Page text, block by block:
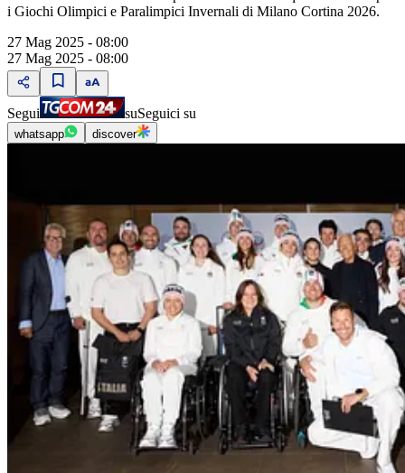
i Giochi Olimpici e Paralimpici Invernali di Milano Cortina 2026.
27 Mag 2025 - 08:00
27 Mag 2025 - 08:00
Segui suSeguici su
whatsapp discover